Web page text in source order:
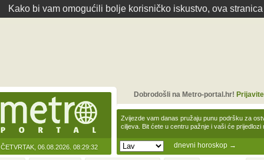
Kako bi vam omogućili bolje korisničko iskustvo, ova
ČETVRTAK, 06.08.2026. 08:29:32 dnevni horoskop →
Zvijezde vam danas pružaju punu podršku za
ciljeva. Bit ćete u centru pažnje i vaši će prijedlozi
Dobrodošli na Metro-portal.hr!